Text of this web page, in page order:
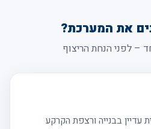
את המערכת?
– לפני הנחת הריצוף
בבנייה ורצפת הקרקע